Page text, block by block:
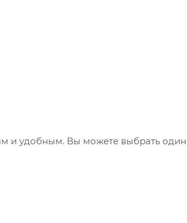
и удобным. Вы можете выбрать